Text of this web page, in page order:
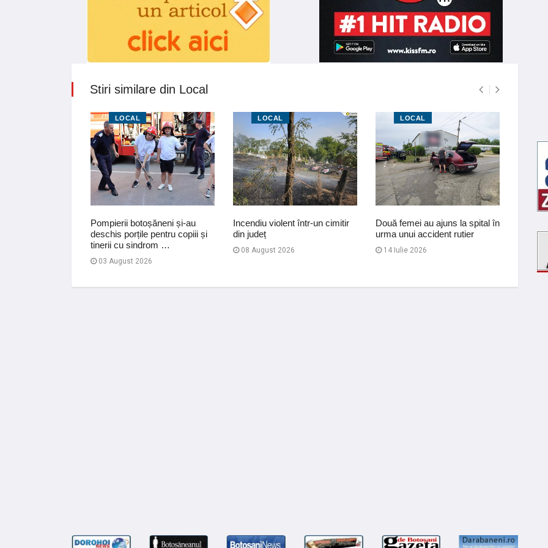
Stiri similare din Local
LOCAL
Pompierii botoșăneni și-au
deschis porțile pentru copiii și
tinerii cu sindrom …
03 August 2026
LOCAL
Incendiu violent într-un cimitir
din județ
08 August 2026
LOCAL
Două femei au ajuns la spital în
urma unui accident rutier
14 Iulie 2026
de
12